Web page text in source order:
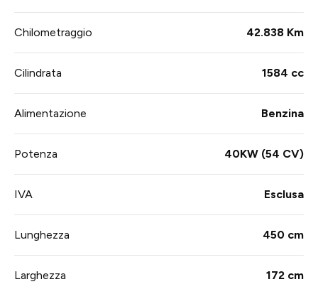
Chilometraggio 42.838 Km
Cilindrata 1584 cc
Alimentazione Benzina
Potenza 40KW (54 CV)
IVA Esclusa
Lunghezza 450 cm
Larghezza 172 cm